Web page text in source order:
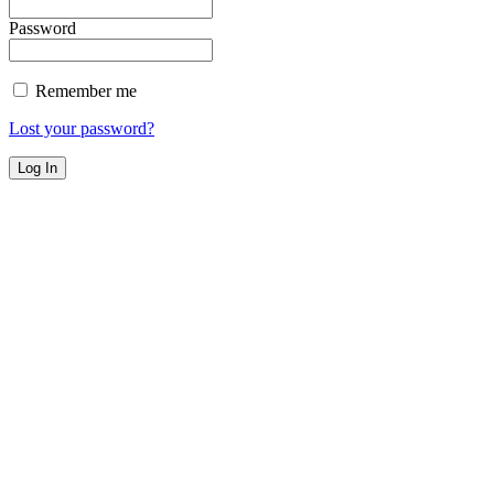
Password
Remember me
Lost your password?